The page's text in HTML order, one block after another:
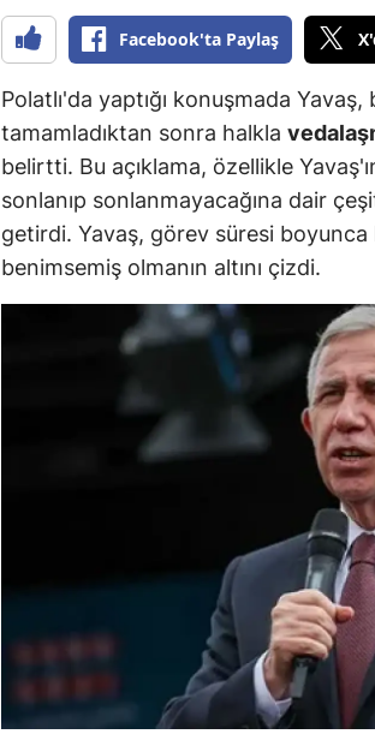
Çankırı
Çorum
Denizli
Diyarbakır
Edirne
Elazığ
Erzincan
Erzurum
Eskişehir
Giresun
Hakkari
Facebook'ta Paylaş
Polatlı'da yaptığı konuşmada
tamamladıktan sonra halkla
belirtti. Bu açıklama, özellikle
sonlanıp sonlanmayacağına dair
getirdi. Yavaş, görev süresi boyunca
benimsemiş olmanın altını çizdi.